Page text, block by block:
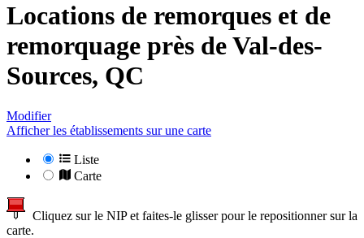
Locations de remorques et de
remorquage près deVal-des-
Sources, QC
Modifier
Afficher les établissements sur une carte
Liste
Carte
Cliquez sur le NIP et faites-le glisser pour le repositionner sur la
carte.